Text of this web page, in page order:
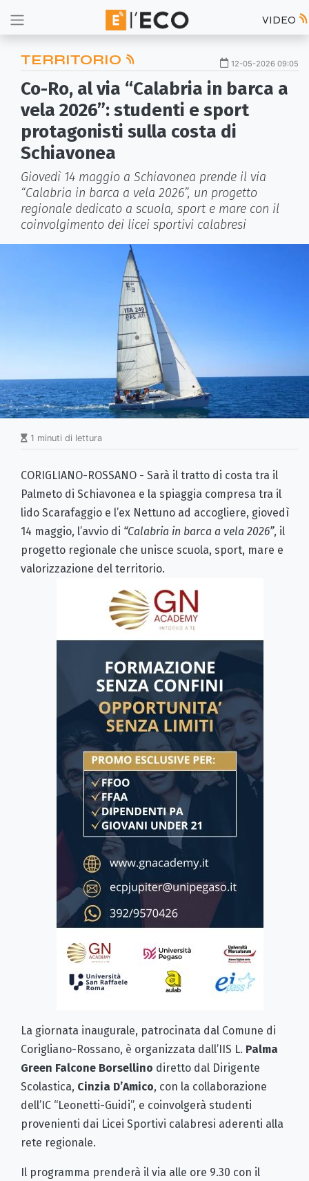
VIDEO
TERRITORIO 12-05-2026 09:05
Co-Ro, al via “Calabria in barca a
vela 2026”: studenti e sport
protagonisti sulla costa di
Schiavonea
Giovedì 14 maggio a Schiavonea prende il via
“Calabria in barca a vela 2026”, un progetto
regionale dedicato a scuola, sport e mare con il
coinvolgimento dei licei sportivi calabresi
1 minuti di lettura
CORIGLIANO-ROSSANO - Sarà il tratto di costa tra il
Palmeto di Schiavonea e la spiaggia compresa tra il
lido Scarafaggio e l’ex Nettuno ad accogliere, giovedì
14 maggio, l’avvio di “Calabria in barca a vela 2026”, il
progetto regionale che unisce scuola, sport, mare e
valorizzazione del territorio.
La giornata inaugurale, patrocinata dal Comune di
Corigliano-Rossano, è organizzata dall’IIS L. Palma
Green Falcone Borsellino diretto dal Dirigente
Scolastica, Cinzia D’Amico, con la collaborazione
dell’IC “Leonetti-Guidi”, e coinvolgerà studenti
provenienti dai Licei Sportivi calabresi aderenti alla
rete regionale.
Il programma prenderà il via alle ore 9.30 con il